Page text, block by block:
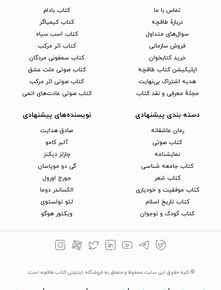
تماس با ما
دربارهٔ طاقچه
سوال‌های متداول
فروش سازمانی
خرید کتابخوان
اپلیکیشن کتاب طاقچه
هدیه اشتراک بی‌نهایت
مجلهٔ معرفی و نقد کتاب
کتاب بادام
کتاب کیمیاگر
کتاب اسب سیاه
کتاب اثر مرکب
کتاب سمفونی مردگان
کتاب صوتی ملت عشق
کتاب صوتی اثر مرکب
کتاب صوتی عادت‌های اتمی
دسته بندی پیشنهادی
رمان عاشقانه
کتاب‌ صوتی
نمایشنامه
کتاب جامعه شناسی
کتاب شعر
کتاب موفقیت و خودیاری
کتاب تاریخ اسلام
کتاب کودک و نوجوان
نویسنده‌های پیشنهادی
صادق هدایت
آلبر کامو
چارلز دیکنز
گی دو موپاسان
جورج اورول
الکساندر دوما
لئو تولستوی
ویکتور هوگو
© کلیه حقوق این سایت محفوظ و متعلق به فروشگاه اینترنتی کتاب طاقچه است.